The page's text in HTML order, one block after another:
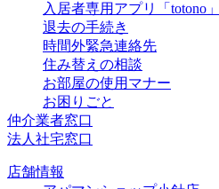
入居者専用アプリ「totono」
退去の手続き
時間外緊急連絡先
住み替えの相談
お部屋の使用マナー
お困りごと
仲介業者窓口
法人社宅窓口
店舗情報